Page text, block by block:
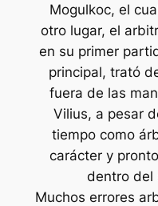
Mogulkoc, el
otro lugar, el
en su primer
principal, trató
fuera de las
Vilius, a pesar
tiempo como
carácter y
dentro del
Muchos errores